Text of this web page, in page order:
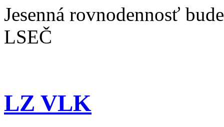
Jesenná rovnodennosť
LSEČ
LZ VLK